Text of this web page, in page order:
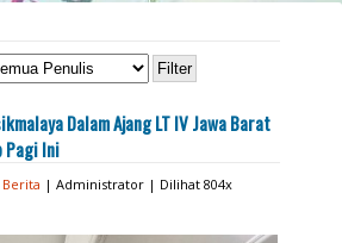
Dalam Ajang LT IV Jawa Barat
Pagi Ini
Berita | Administrator | Dilihat 804x